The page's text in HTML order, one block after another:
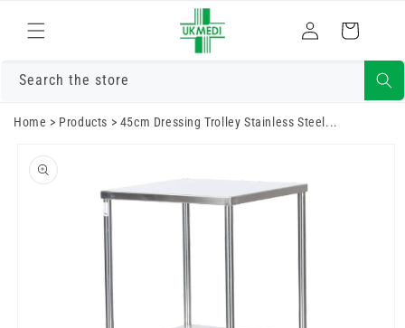
към
съдържанието
Влизам Количка
Search the store
Home > Products > 45cm Dressing Trolley Stainless Steel...
информацията
за продукта